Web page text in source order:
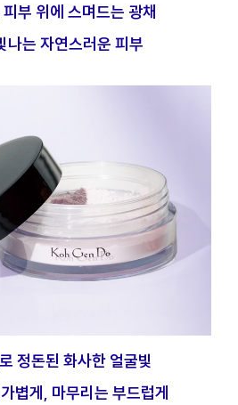
부 위에 스며드는 광채
나는 자연스러운 피부
정돈된 화사한 얼굴빛
볍게, 마무리는 부드럽게